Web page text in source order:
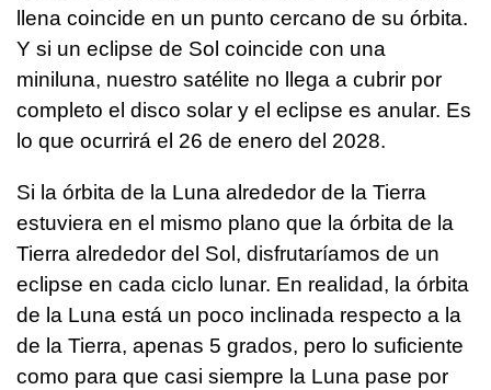
llena coincide en un punto cercano de su órbita.
Y si un eclipse de Sol coincide con una
miniluna, nuestro satélite no llega a cubrir por
completo el disco solar y el eclipse es anular. Es
lo que ocurrirá el 26 de enero del 2028.
Si la órbita de la Luna alrededor de la Tierra
estuviera en el mismo plano que la órbita de la
Tierra alrededor del Sol, disfrutaríamos de un
eclipse en cada ciclo lunar. En realidad, la órbita
de la Luna está un poco inclinada respecto a la
de la Tierra, apenas 5 grados, pero lo suficiente
como para que casi siempre la Luna pase por